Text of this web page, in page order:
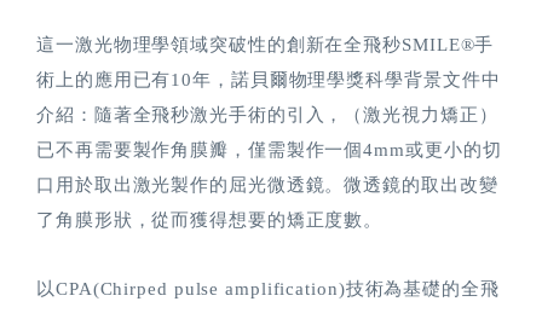
這一激光物理學領域突破性的創新在全飛秒SMILE®手
術上的應用已有10年，諾貝爾物理學獎科學背景文件中
介紹：隨著全飛秒激光手術的引入，（激光視力矯正）
已不再需要製作角膜瓣，僅需製作一個4mm或更小的切
口用於取出激光製作的屈光微透鏡。微透鏡的取出改變
了角膜形狀，從而獲得想要的矯正度數。
以CPA(Chirped pulse amplification)技術為基礎的全飛